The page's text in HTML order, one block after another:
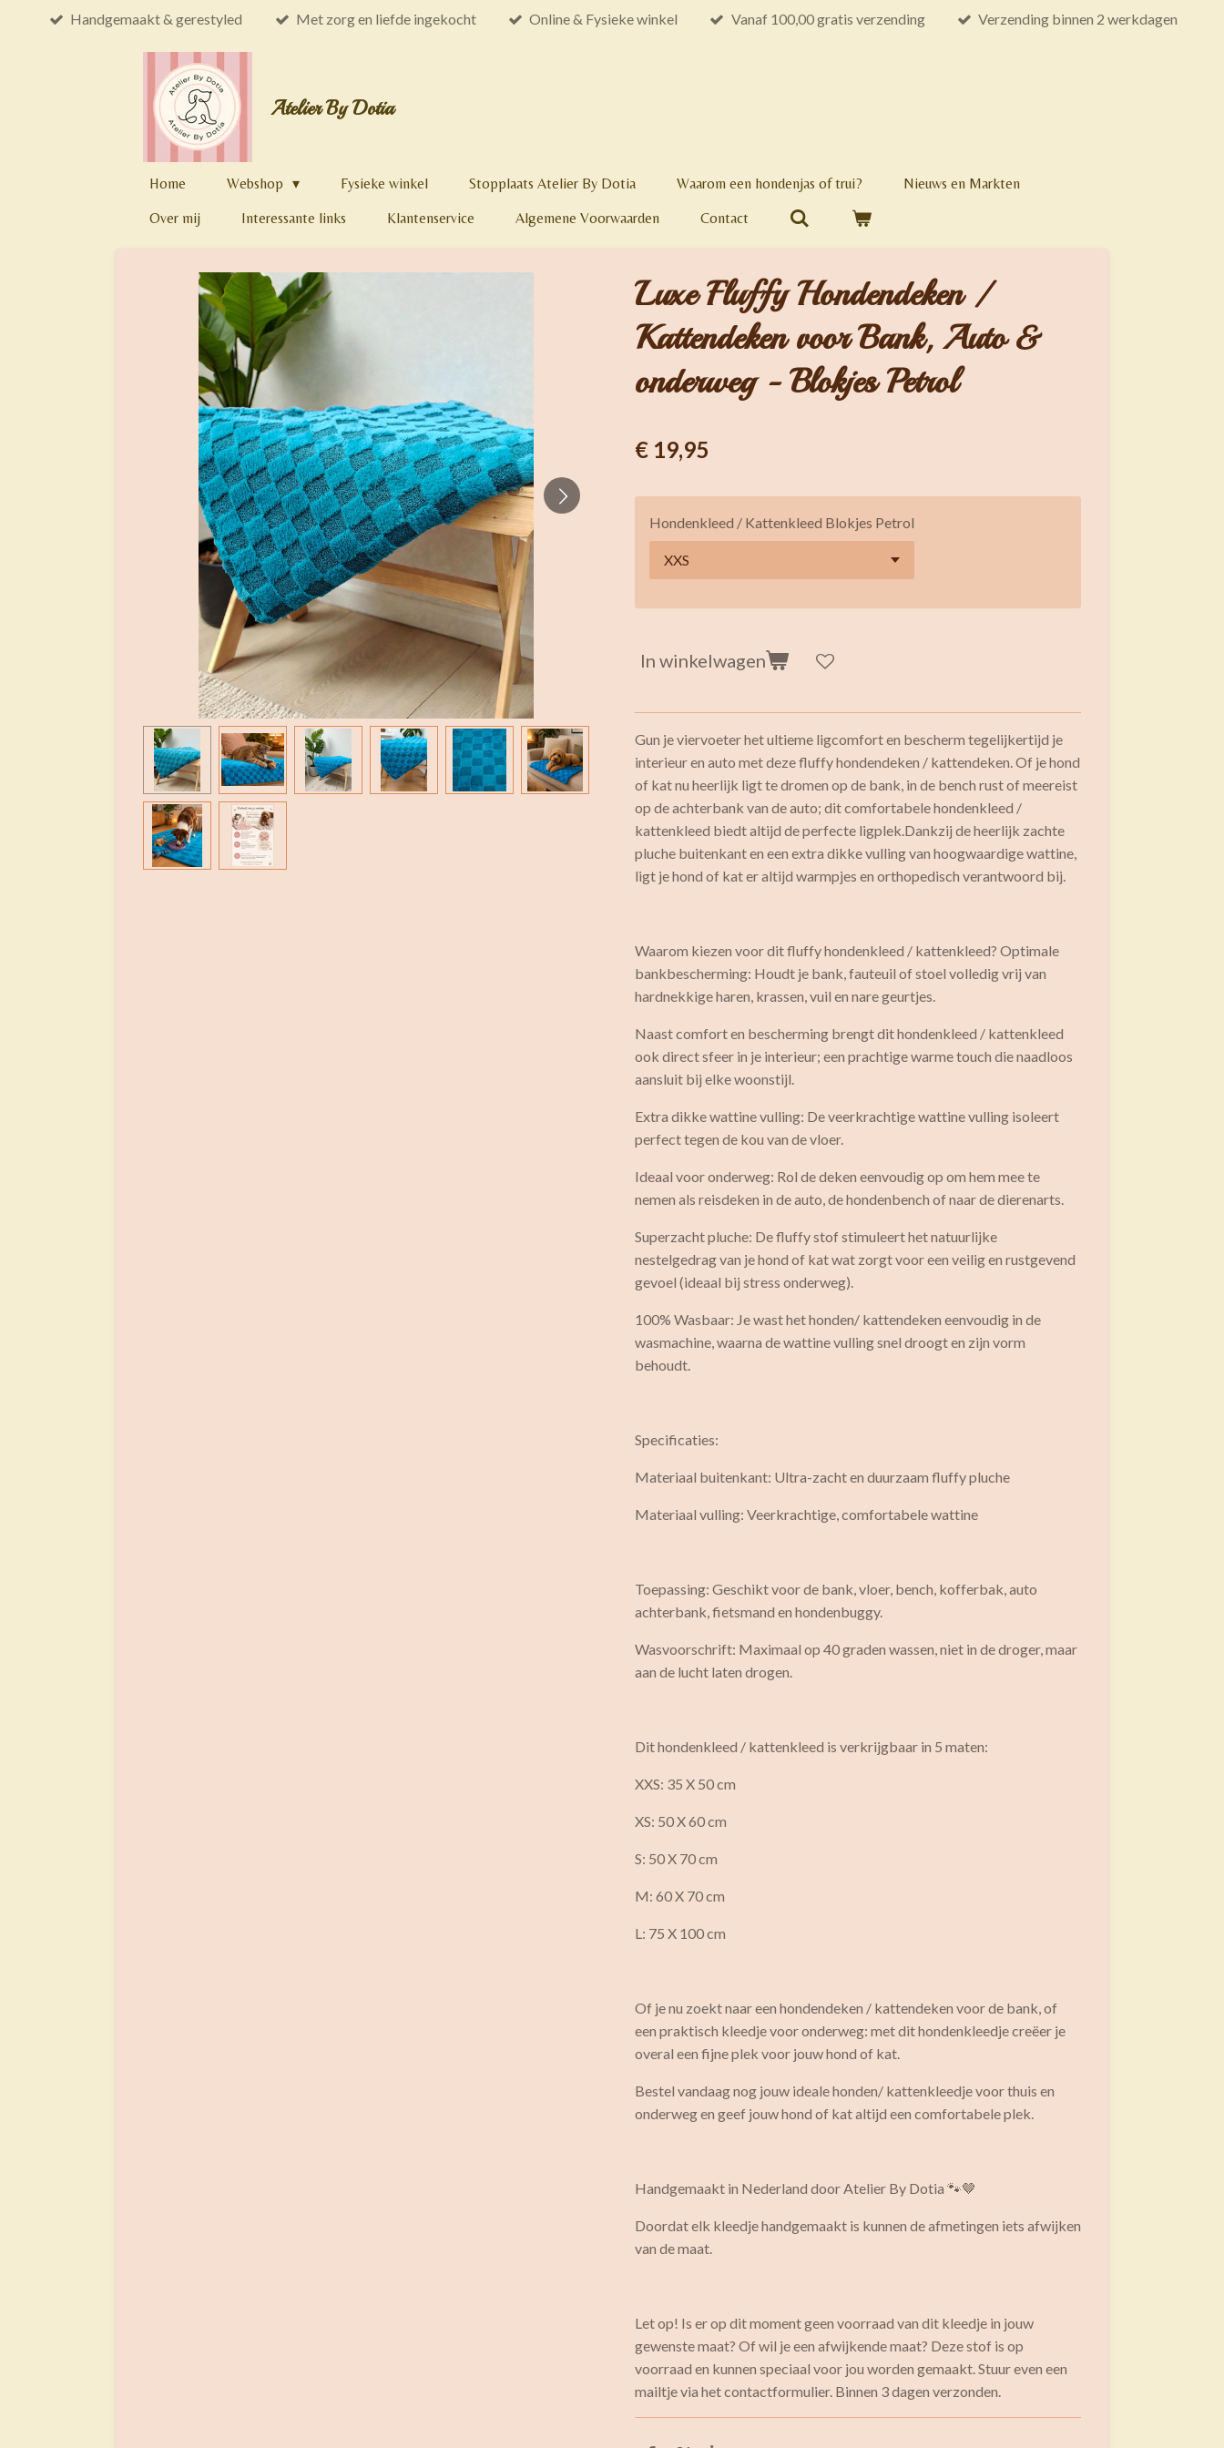
Handgemaakt & gerestyled Met zorg en liefde ingekocht Online & Fysieke winkel Vanaf 100,00 gratis verzending Verzending binnen 2 werkdagen
Atelier By Dotia
Home Webshop Fysieke winkel Stopplaats Atelier By Dotia Waarom een hondenjas of trui?
Nieuws en Markten
Over mij
Interessante links Klantenservice Algemene Voorwaarden Contact
Luxe Fluffy Hondendeken /
Kattendeken voor Bank, Auto &
onderweg - Blokjes Petrol
€ 19,95
Hondenkleed / Kattenkleed Blokjes Petrol
In winkelwagen
Gun je viervoeter het ultieme ligcomfort en bescherm tegelijkertijd je
interieur en auto met deze fluffy hondendeken / kattendeken. Of je hond
of kat nu heerlijk ligt te dromen op de bank, in de bench rust of meereist
op de achterbank van de auto; dit comfortabele hondenkleed /
kattenkleed biedt altijd de perfecte ligplek.Dankzij de heerlijk zachte
pluche buitenkant en een extra dikke vulling van hoogwaardige wattine,
ligt je hond of kat er altijd warmpjes en orthopedisch verantwoord bij.
Waarom kiezen voor dit fluffy hondenkleed / kattenkleed? Optimale
bankbescherming: Houdt je bank, fauteuil of stoel volledig vrij van
hardnekkige haren, krassen, vuil en nare geurtjes.
Naast comfort en bescherming brengt dit hondenkleed / kattenkleed
ook direct sfeer in je interieur; een prachtige warme touch die naadloos
aansluit bij elke woonstijl.
Extra dikke wattine vulling: De veerkrachtige wattine vulling isoleert
perfect tegen de kou van de vloer.
Ideaal voor onderweg: Rol de deken eenvoudig op om hem mee te
nemen als reisdeken in de auto, de hondenbench of naar de dierenarts.
Superzacht pluche: De fluffy stof stimuleert het natuurlijke
nestelgedrag van je hond of kat wat zorgt voor een veilig en rustgevend
gevoel (ideaal bij stress onderweg).
100% Wasbaar: Je wast het honden/ kattendeken eenvoudig in de
wasmachine, waarna de wattine vulling snel droogt en zijn vorm
behoudt.
Specificaties:
Materiaal buitenkant: Ultra-zacht en duurzaam fluffy pluche
Materiaal vulling: Veerkrachtige, comfortabele wattine
Toepassing: Geschikt voor de bank, vloer, bench, kofferbak, auto
achterbank, fietsmand en hondenbuggy.
Wasvoorschrift: Maximaal op 40 graden wassen, niet in de droger, maar
aan de lucht laten drogen.
Dit hondenkleed / kattenkleed is verkrijgbaar in 5 maten:
XXS: 35 X 50 cm
XS: 50 X 60 cm
S: 50 X 70 cm
M: 60 X 70 cm
L: 75 X 100 cm
Of je nu zoekt naar een hondendeken / kattendeken voor de bank, of
een praktisch kleedje voor onderweg: met dit hondenkleedje creëer je
overal een fijne plek voor jouw hond of kat.
Bestel vandaag nog jouw ideale honden/ kattenkleedje voor thuis en
onderweg en geef jouw hond of kat altijd een comfortabele plek.
Handgemaakt in Nederland door Atelier By Dotia 🐾🤎
Doordat elk kleedje handgemaakt is kunnen de afmetingen iets afwijken
van de maat.
Let op! Is er op dit moment geen voorraad van dit kleedje in jouw
gewenste maat? Of wil je een afwijkende maat? Deze stof is op
voorraad en kunnen speciaal voor jou worden gemaakt. Stuur even een
mailtje via het contactformulier. Binnen 3 dagen verzonden.